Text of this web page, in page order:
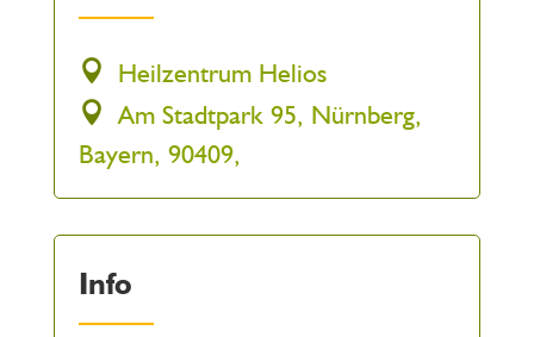
Heilzentrum Helios
Am Stadtpark 95, Nürnberg,
Bayern, 90409,
Info